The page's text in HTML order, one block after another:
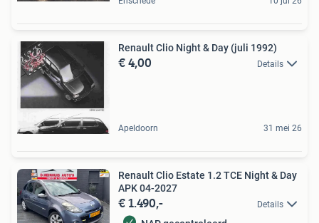
Renault Clio Night & Day (juli 1992)
€ 4,00 Details
Apeldoorn 31 mei 26
Renault Clio Estate 1.2 TCE Night & Day
APK 04-2027
€ 1.490,- Details